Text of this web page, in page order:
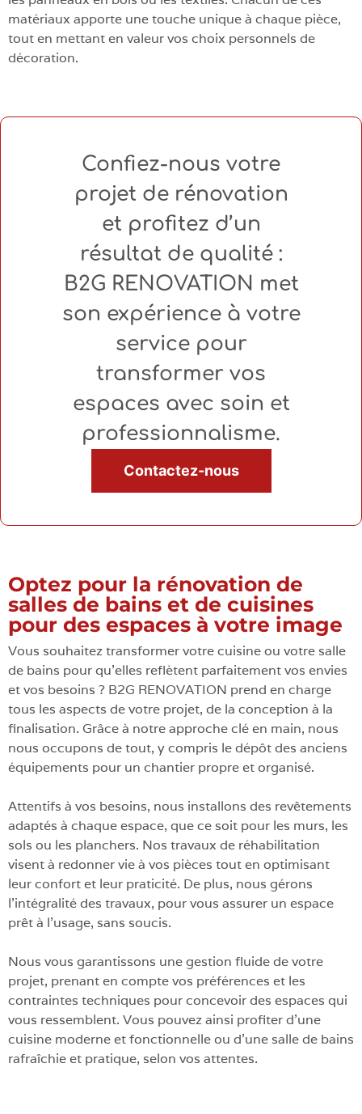
matériaux apporte une touche unique à chaque pièce,
tout en mettant en valeur vos choix personnels de
décoration.
Confiez-nous votre
projet de rénovation
et profitez d’un
résultat de qualité :
B2G RENOVATION met
son expérience à votre
service pour
transformer vos
espaces avec soin et
professionnalisme.
Contactez-nous
Optez pour la rénovation de
salles de bains et de cuisines
pour des espaces à votre image
Vous souhaitez transformer votre cuisine ou votre salle
de bains pour qu’elles reflètent parfaitement vos envies
et vos besoins ? B2G RENOVATION prend en charge
tous les aspects de votre projet, de la conception à la
finalisation. Grâce à notre approche clé en main, nous
nous occupons de tout, y compris le dépôt des anciens
équipements pour un chantier propre et organisé.
Attentifs à vos besoins, nous installons des revêtements
adaptés à chaque espace, que ce soit pour les murs, les
sols ou les planchers. Nos travaux de réhabilitation
visent à redonner vie à vos pièces tout en optimisant
leur confort et leur praticité. De plus, nous gérons
l’intégralité des travaux, pour vous assurer un espace
prêt à l’usage, sans soucis.
Nous vous garantissons une gestion fluide de votre
projet, prenant en compte vos préférences et les
contraintes techniques pour concevoir des espaces qui
vous ressemblent. Vous pouvez ainsi profiter d’une
cuisine moderne et fonctionnelle ou d’une salle de bains
rafraîchie et pratique, selon vos attentes.